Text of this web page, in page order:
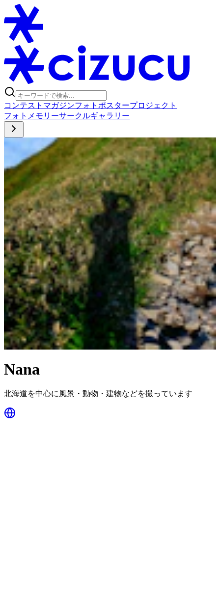
コンテスト マガジンフォトポスタープロジェクト
フォト メモリーサークルギャラリー
Nana
北海道を中心に風景・動物・建物などを撮っています